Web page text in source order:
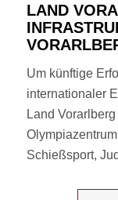
LAND
Um künftige
internationaler
Land
Schießsport,